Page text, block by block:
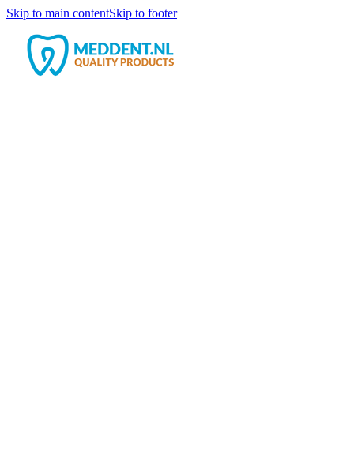
Skip to main contentSkip to footer